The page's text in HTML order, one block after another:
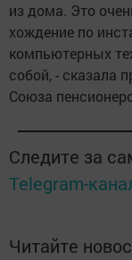
из дома. Это
хождение по
компьютерных
собой, - сказала
Союза
Следите за
Telegram-
Читайте